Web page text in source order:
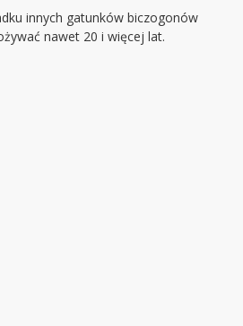
innych gatunków biczogonów
nawet 20 i więcej lat.